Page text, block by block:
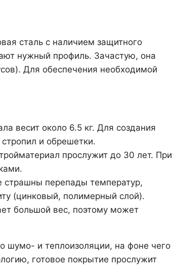
сталь с наличием защитного
нужный профиль. Зачастую, она
Для обеспечения необходимой
весит около 6.5 кг. Для создания
и обрешетки.
прослужит до 30 лет. При
перепады температур,
(цинковый, полимерный слой).
большой вес, поэтому может
шумо- и теплоизоляции, на фоне чего
готовое покрытие прослужит